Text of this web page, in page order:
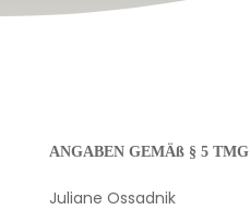
ANGABEN GEMÄß § 5 TMG
Juliane Ossadnik